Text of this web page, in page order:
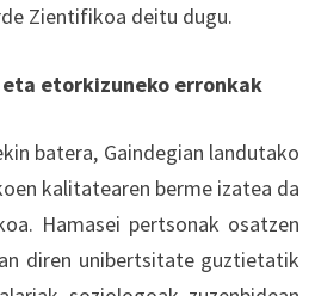
Zientifikoa deitu dugu.
etorkizuneko erronkak
batera, Gaindegian landutako
kalitatearen berme izatea da
Hamasei pertsonak osatzen
diren unibertsitate guztietatik